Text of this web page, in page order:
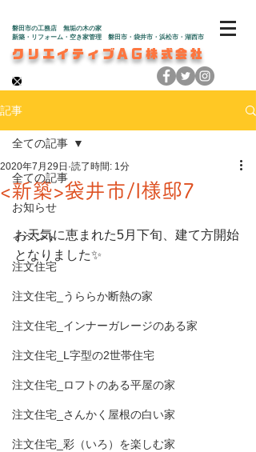
クリエイティブAG株式会社
磐田市の工務店 無垢の木の家
新築・リフォーム・空き家管理 磐田市・袋井市・浜松市・湖西市
記事
全ての記事
お知らせ
イベント
注文住宅
注文住宅_うららか断熱の家
注文住宅_インナーガレージのある家
注文住宅_L字型の2世帯住宅
注文住宅_ロフトのある平屋の家
注文住宅_さんかく屋根の白い家
注文住宅_彩（いろ）を楽しむ家
全ての記事
<新築>袋井市/I様邸7
2020年7月29日 読了時間: 1分
お天気に恵まれた5月下旬、建て方開始
となりました✨